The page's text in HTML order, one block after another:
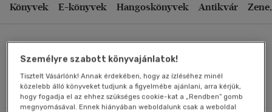
Könyvek E-könyvek Hangoskönyvek Antikvár
Karin Sturm
Művei
Ár szerint csökkenő
Eladott darabszám szerint csökkenő
Eladott darabszám szerint növekvő
Cím szerint A-Z
Szerző szerint A-Z
Személyre szabott könyvajánlatok!
Tisztelt Vásárlónk! Annak érdekében, hogy az ízléséhez minél
közelebb álló könyveket tudjunk a figyelmébe ajánlani, arra kérjük,
hogy fogadja el az ehhez szükséges cookie-kat a „Rendben” gomb
megnyomásával. Ennek hiányában weboldalunk csak a weboldal